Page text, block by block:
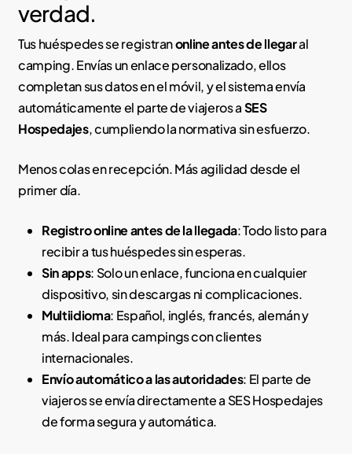
verdad.
Tus huéspedes se registranonline antes de llegaral
camping. Envías un enlace personalizado, ellos
completan sus datos en el móvil, y el sistema envía
automáticamente el parte de viajeros aSES
Hospedajes, cumpliendo la normativa sin esfuerzo.
Menos colas en recepción. Más agilidad desde el
primer día.
Registro online antes de la llegada: Todo listo para
recibir a tus huéspedes sin esperas.
Sin apps: Solo un enlace, funciona en cualquier
dispositivo, sin descargas ni complicaciones.
Multiidioma: Español, inglés, francés, alemán y
más. Ideal para campings con clientes
internacionales.
Envío automático a las autoridades: El parte de
viajeros se envía directamente a SES Hospedajes
de forma segura y automática.